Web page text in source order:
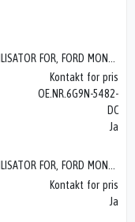
Kontakt for pris
OE.NR.6G9N-5482-
DC
Ja
KRÆNGN. STABILISATOR FOR, FORD MONDEO 3 (01-07)
Kontakt for pris
Ja